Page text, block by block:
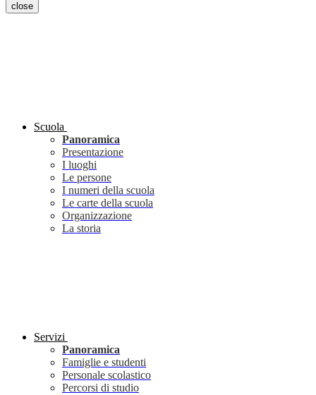
close
Scuola
Panoramica
Presentazione
I luoghi
Le persone
I numeri della scuola
Le carte della scuola
Organizzazione
La storia
Servizi
Panoramica
Famiglie e studenti
Personale scolastico
Percorsi di studio